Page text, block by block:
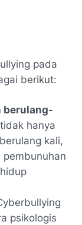
pada
berikut:
berulang-
hanya
kali,
pembunuhan
psikologis